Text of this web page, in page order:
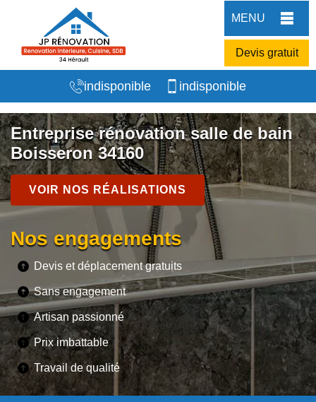
MENU
Devis gratuit
indisponible indisponible
Entreprise rénovation salle de bain
Boisseron 34160
VOIR NOS RÉALISATIONS
Nos engagements
Devis et déplacement gratuits
Sans engagement
Artisan passionné
Prix imbattable
Travail de qualité